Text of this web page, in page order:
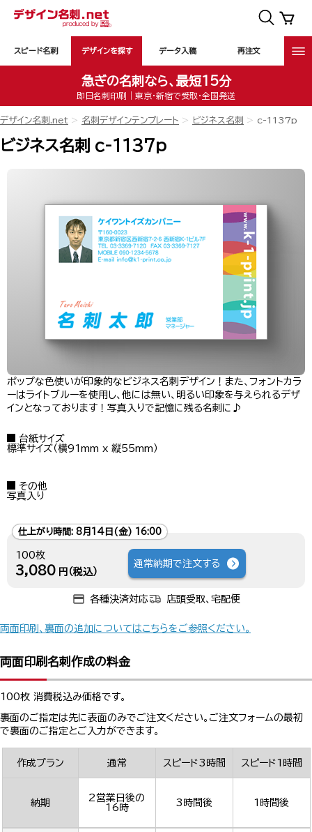
スピード名刺 デザインを探す データ入稿 再注文
急ぎの名刺なら、最短15分
即日名刺印刷｜東京・新宿で受取・全国発送
デザイン名刺.net 名刺デザインテンプレート ビジネス名刺 c-1137p
ビジネス名刺 c-1137p
ポップな色使いが印象的なビジネス名刺デザイン！また、フォントカラ
ーはライトブルーを使用し、他には無い、明るい印象を与えられるデザ
インとなっております！写真入りで記憶に残る名刺に♪
台紙サイズ
標準サイズ（横91mm x 縦55mm）
その他
写真入り
仕上がり時間: 8月14日(金) 16:00
100枚
3,080 円（税込）
通常納期で注文する
各種決済対応 店頭受取、宅配便
両面印刷、裏面の追加についてはこちらをご参照ください。
両面印刷名刺作成の料金
100枚 消費税込み価格です。
裏面のご指定は先に表面のみでご注文ください。ご注文フォームの最初
で裏面のご指定とご入力ができます。
作成プラン 通常 スピード3時間 スピード1時間
納期
2営業日後の
16時
3時間後 1時間後